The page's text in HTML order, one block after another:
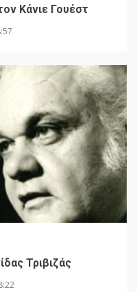
Κάνιε Γουέστ
Τριβιζάς